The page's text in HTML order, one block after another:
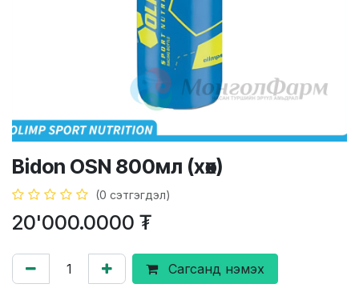
Bidon OSN 800мл (хөх)
(0 сэтгэгдэл)
20'000.0000 ₮
Сагсанд нэмэх